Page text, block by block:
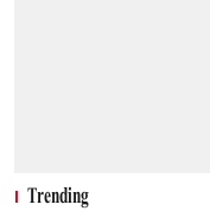
Trending